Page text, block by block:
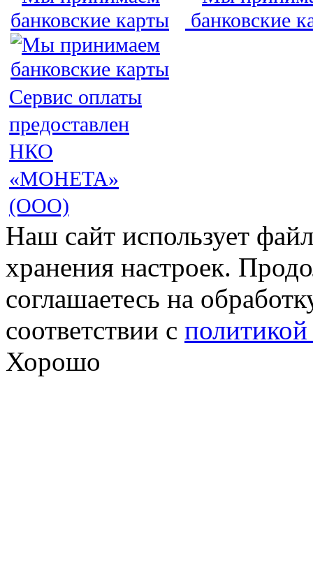
Сервис оплаты
предоставлен
НКО
«МОНЕТА»
(ООО)
Наш сайт использует
хранения настроек.
соглашаетесь на
соответствии с
Хорошо